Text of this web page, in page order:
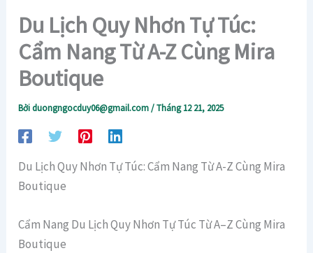
Du Lịch Quy Nhơn Tự Túc:
Cẩm Nang Từ A-Z Cùng Mira
Boutique
Bởiduongngocduy06@gmail.com/Tháng 12 21, 2025
Du Lịch Quy Nhơn Tự Túc: Cẩm Nang Từ A-Z Cùng Mira
Boutique
Cẩm Nang Du Lịch Quy Nhơn Tự Túc Từ A–Z Cùng Mira
Boutique